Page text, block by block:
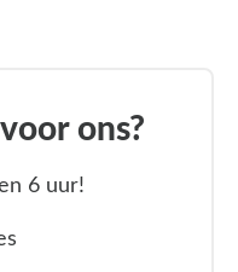
ons?
6 uur!